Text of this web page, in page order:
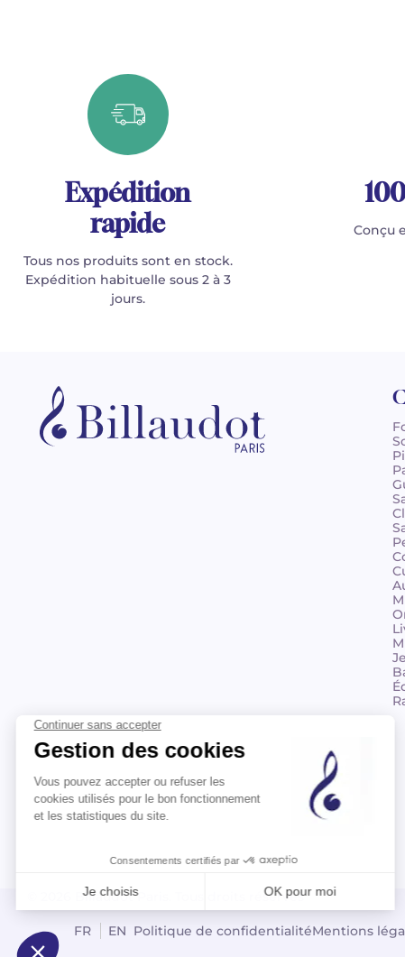
Expédition
rapide
Tous nos produits sont en stock.
Expédition habituelle sous 2 à 3
jours.
Conçu
FR EN Politique de confidentialitéMentions
© 2026 Billaudot Paris. Tous droits réservés